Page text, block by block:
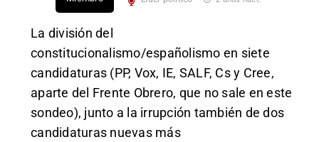
La división del
constitucionalismo/españolismo en siete
candidaturas (PP, Vox, IE, SALF, Cs y Cree,
aparte del Frente Obrero, que no sale en este
sondeo), junto a la irrupción también de dos
candidaturas nuevas más